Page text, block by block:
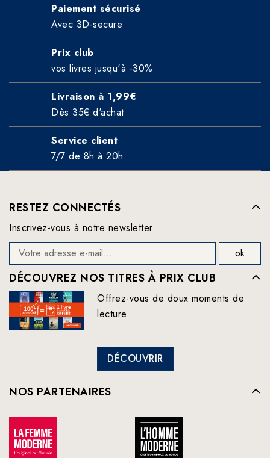
Paiement sécurisé
Avec 3D-secure
Prix club
vos livres jusqu'à -30%
Livraison à 1,99€
Dès 35€ d'achat
Service client
7/7 de 8h à 20h
RESTEZ CONNECTÉS
Inscrivez-vous à notre newsletter
DÉCOUVREZ NOS TITRES À PRIX CLUB
Offrez-vous de doux moments de
lecture
DÉCOUVRIR
NOS PARTENAIRES